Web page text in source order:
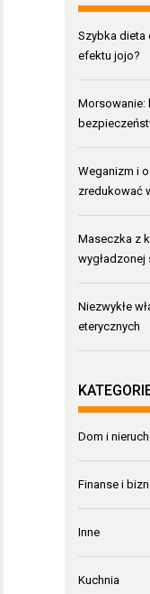
Szybka dieta
efektu jojo?
Morsowanie:
Weganizm i
zredukować
Maseczka z
wygładzonej
Niezwykłe
eterycznych
Dom i
Finanse i
Inne
Kuchnia